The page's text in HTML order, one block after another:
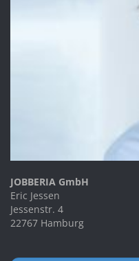
JOBBERIA GmbH
Eric Jessen
Jessenstr. 4
22767 Hamburg